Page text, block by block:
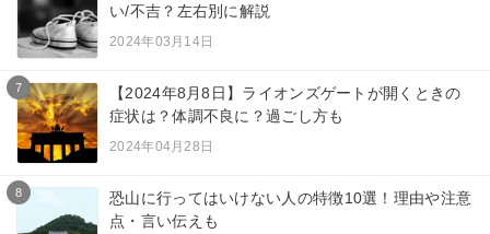
い/不吉？左右別に解説
2024年03月14日
7
【2024年8月8日】ライオンズゲートが開くときの
症状は？体調不良に？過ごし方も
2024年04月28日
8
恐山に行ってはいけない人の特徴10選！理由や注意
点・言い伝えも